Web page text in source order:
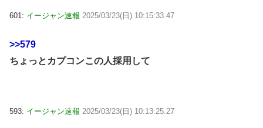
601: イージャン速報 2025/03/23(日) 10:15:33.47
>>579
ちょっとカプコンこの人採用して
593: イージャン速報 2025/03/23(日) 10:13:25.27